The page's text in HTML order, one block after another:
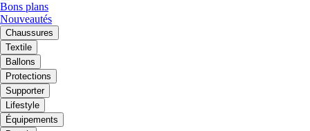
Bons plans
Nouveautés
Chaussures
Textile
Ballons
Protections
Supporter
Lifestyle
Équipements